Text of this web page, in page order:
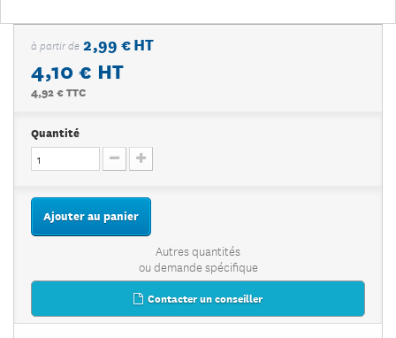
à partir de 2,99 € HT
4,10 € HT
4,92 € TTC
Quantité
Ajouter au panier
Autres quantités
ou demande spécifique
Contacter un conseiller